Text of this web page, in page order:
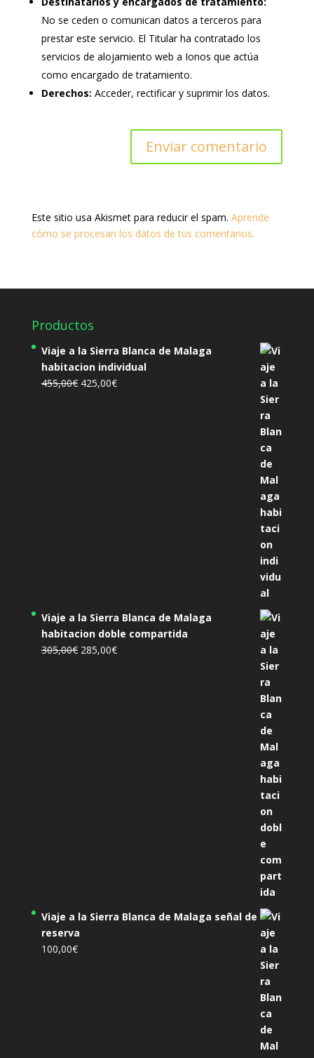
No se ceden o comunican datos a terceros para
prestar este servicio. El Titular ha contratado los
servicios de alojamiento web a Ionos que actúa
como encargado de tratamiento.
Derechos: Acceder, rectificar y suprimir los datos.
Este sitio usa Akismet para reducir el spam. Aprende
cómo se procesan los datos de tus comentarios.
Productos
Viaje a la Sierra Blanca de Malaga
habitacion individual
455,00€ El
425,00€El
Viaje a la Sierra Blanca de Malaga
habitacion doble compartida
305,00€ El
285,00€El
Viaje a la Sierra Blanca de Malaga señal de
reserva
100,00€